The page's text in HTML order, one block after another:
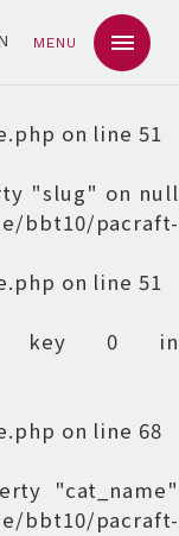
MENU
key 0 in
on line51
"slug" on null
bbt10/pacraft-
on line51
key 0 in
on line 68
"cat_name"
bbt10/pacraft-